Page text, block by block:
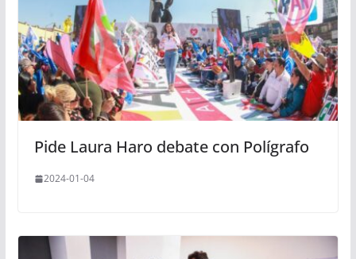
Pide Laura Haro debate con Polígrafo
2024-01-04